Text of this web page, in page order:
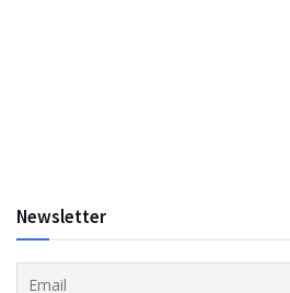
Newsletter